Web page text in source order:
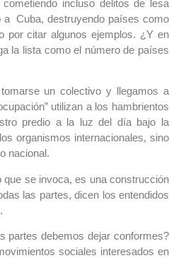
incluso delitos de lesa
a Cuba, destruyendo países como
por citar algunos ejemplos. ¿Y en
la lista como el número de países
un colectivo y llegamos a
utilizan a los hambrientos
predio a la luz del día bajo la
organismos internacionales, sino
nacional.
que se invoca, es una construcción
las partes, dicen los entendidos
partes debemos dejar conformes?
sociales interesados en